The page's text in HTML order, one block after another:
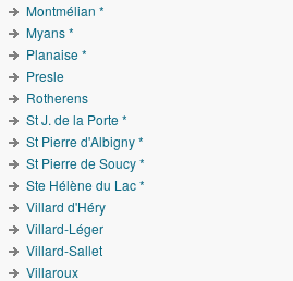
Montmélian *
Myans *
Planaise *
Presle
Rotherens
St J. de la Porte *
St Pierre d'Albigny *
St Pierre de Soucy *
Ste Hélène du Lac *
Villard d'Héry
Villard-Léger
Villard-Sallet
Villaroux